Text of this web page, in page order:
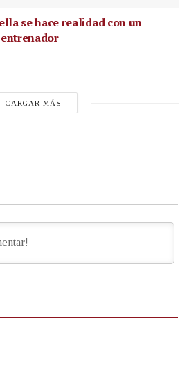
se hace realidad con un
CARGAR MÁS